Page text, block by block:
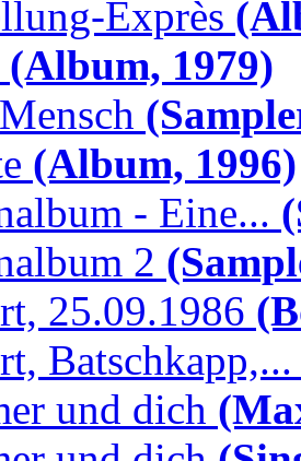
Exprès
(Album, 1979)
(Album, 1996)
- Eine...
2
25.09.1986
Batschkapp,...
und dich